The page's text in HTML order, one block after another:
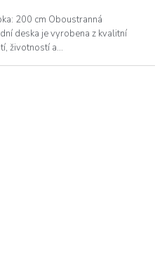
200 cm Oboustranná
deska je vyrobena z kvalitní
životností a...